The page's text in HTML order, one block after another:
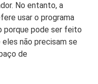
No entanto, a
usar o programa
porque pode ser feito
não precisam se
de